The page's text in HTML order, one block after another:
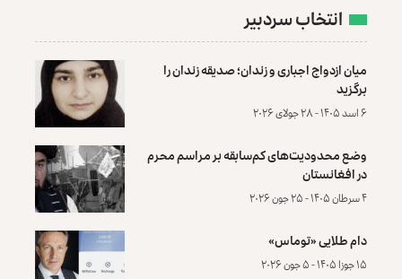
انتخاب سردبیر
میان ازدواج اجباری و زندان؛ صدیقه زندان را
برگزید
۶ اسد ۱۴۰۵ - ۲۸ جولای ۲۰۲۶
وضع محدودیت‌های کم‌سابقه بر مراسم محرم
در افغانستان
۴ سرطان ۱۴۰۵ - ۲۵ جون ۲۰۲۶
دام طلایی «توماس»
۱۵ جوزا ۱۴۰۵ - ۵ جون ۲۰۲۶